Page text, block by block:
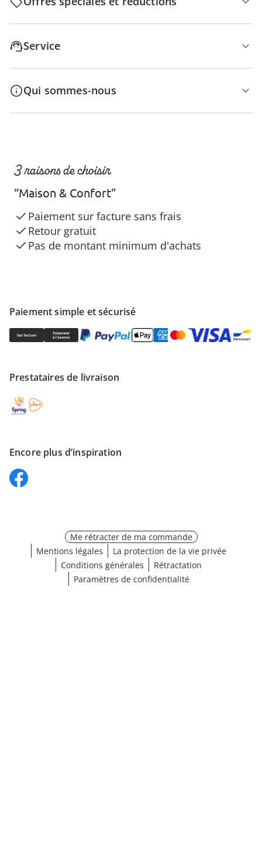
Service
Qui sommes-nous
Paiement simple et sécurisé
Prestataires de livraison
Encore plus d’inspiration
3 raisons de choisir
“Maison & Confort”
Paiement sur facture sans frais
Retour gratuit
Pas de montant minimum d'achats
Me rétracter de ma commande
Mentions légales
La protection de la vie privée
Conditions générales
Rétractation
Paramètres de confidentialité